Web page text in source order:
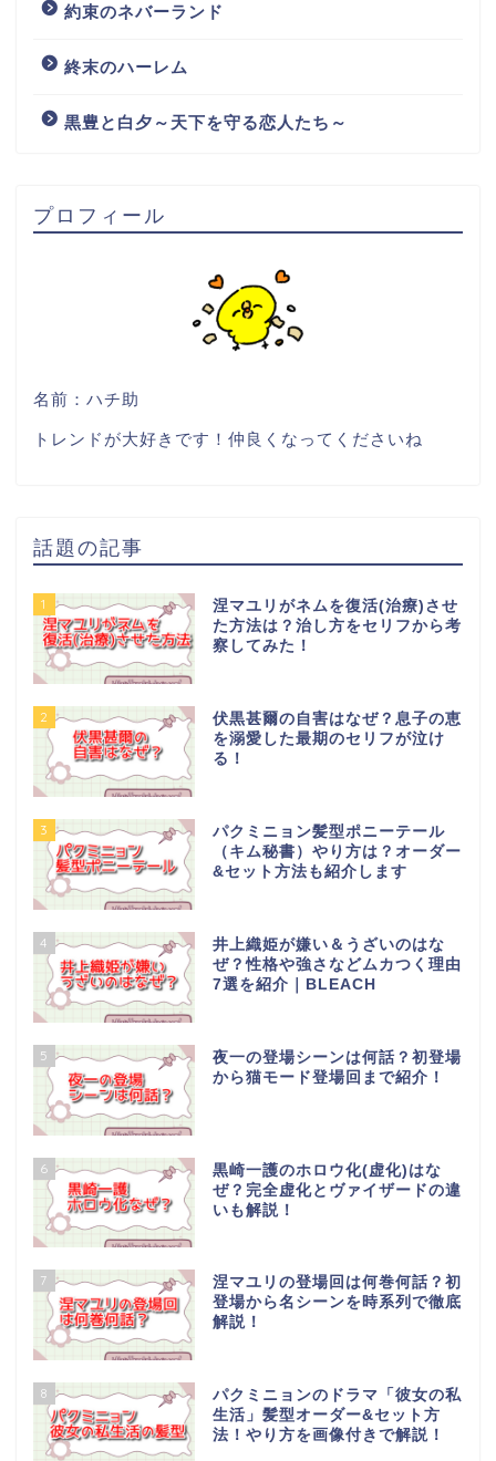
約束のネバーランド
終末のハーレム
黒豊と白夕～天下を守る恋人たち～
プロフィール
名前：ハチ助
トレンドが大好きです！仲良くなってくださいね
話題の記事
1
涅マユリがネムを復活(治療)させ
た方法は？治し方をセリフから考
察してみた！
2
伏黒甚爾の自害はなぜ？息子の恵
を溺愛した最期のセリフが泣け
る！
3
パクミニョン髪型ポニーテール
（キム秘書）やり方は？オーダー
&セット方法も紹介します
4
井上織姫が嫌い＆うざいのはな
ぜ？性格や強さなどムカつく理由
7選を紹介｜BLEACH
5
夜一の登場シーンは何話？初登場
から猫モード登場回まで紹介！
6
黒崎一護のホロウ化(虚化)はな
ぜ？完全虚化とヴァイザードの違
いも解説！
7
涅マユリの登場回は何巻何話？初
登場から名シーンを時系列で徹底
解説！
8
パクミニョンのドラマ「彼女の私
生活」髪型オーダー&セット方
法！やり方を画像付きで解説！